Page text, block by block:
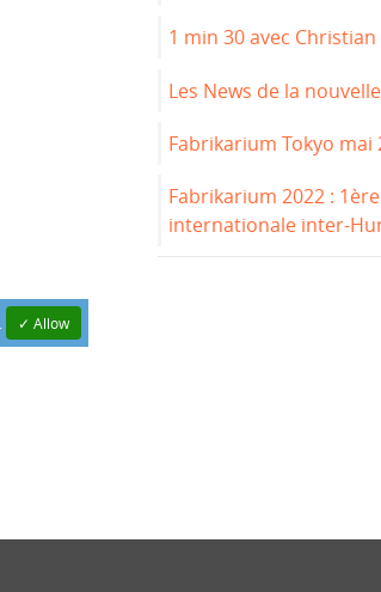
✓ Allow
1 min 30 avec Christian
Les News de la
Fabrikarium Tokyo mai
Fabrikarium 2022 :
internationale inter-